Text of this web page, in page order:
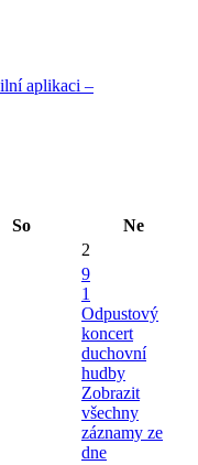
aplikaci –
So
Ne
2
9
1
Odpustový
koncert
duchovní
hudby
Zobrazit
všechny
záznamy ze
dne